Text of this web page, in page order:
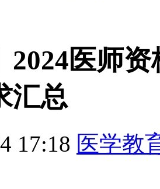
2024医师
汇总
17:18 医学教